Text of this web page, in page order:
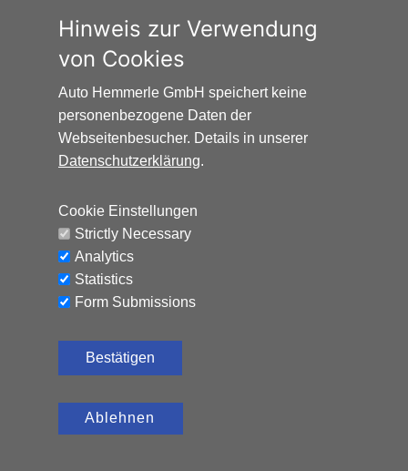
21.780€ Benzin, 116 PS, Schaltgetriebe
D
CO₂-Emissionen (kombiniert): 132 g/km,
Kraftstoffverbrauch (kombiniert): 5,8 l/100 km
Hinweis zur Verwendung
von Cookies
Auto Hemmerle GmbH speichert keine
personenbezogene Daten der
Webseitenbesucher. Details in unserer
Datenschutzerklärung.
Cookie Einstellungen
Strictly Necessary
Analytics
Statistics
Form Submissions
Bestätigen
Ablehnen